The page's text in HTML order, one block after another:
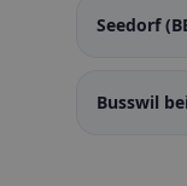
Seedorf
Busswil